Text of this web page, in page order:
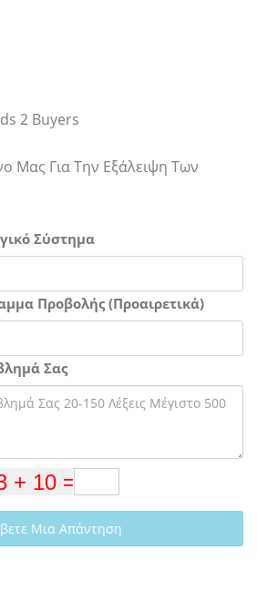
2 Buyers
Μας Για Την Εξάλειψη Των
Σύστημα
Προβολής (Προαιρετικά)
Σας
Μια Απάντηση